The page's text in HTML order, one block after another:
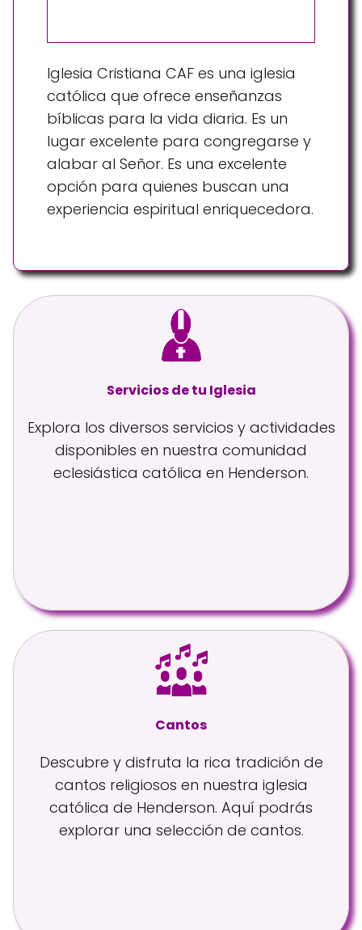
Iglesia Cristiana CAF es una iglesia
católica que ofrece enseñanzas
bíblicas para la vida diaria. Es un
lugar excelente para congregarse y
alabar al Señor. Es una excelente
opción para quienes buscan una
experiencia espiritual enriquecedora.
Servicios de tu Iglesia
Explora los diversos servicios y actividades
disponibles en nuestra comunidad
eclesiástica católica en Henderson.
Cantos
Descubre y disfruta la rica tradición de
cantos religiosos en nuestra iglesia
católica de Henderson. Aquí podrás
explorar una selección de cantos.